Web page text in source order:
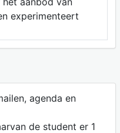
experimenteert
agenda en
de student er 1